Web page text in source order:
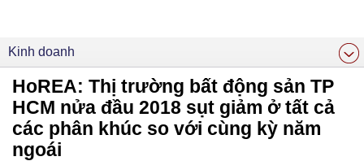
Kinh doanh
HoREA: Thị trường bất động sản TP
HCM nửa đầu 2018 sụt giảm ở tất cả
các phân khúc so với cùng kỳ năm
ngoái